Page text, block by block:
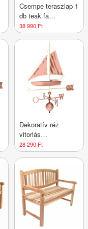
Csempe teraszlap 1
db teak fa
padlópanel 1m²
30x30x2 cm
38 990 Ft
Dekoratív réz
vitorlás
szélkakas135 cm
28 290 Ft